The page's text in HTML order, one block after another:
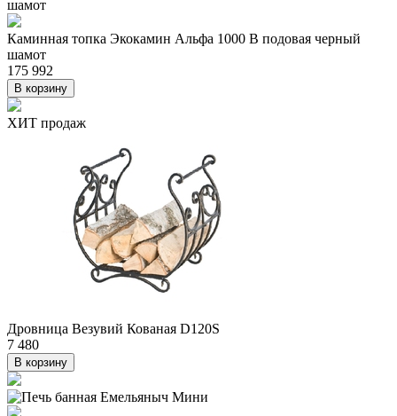
Каминная топка Экокамин Альфа 1000 B подовая черный
шамот
175 992
В корзину
ХИТ продаж
Дровница Везувий Кованая D120S
7 480
В корзину